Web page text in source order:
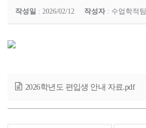
작성일 : 2026/02/12 작성자: 수업학적팀
2026학년도 편입생 안내 자료.pdf